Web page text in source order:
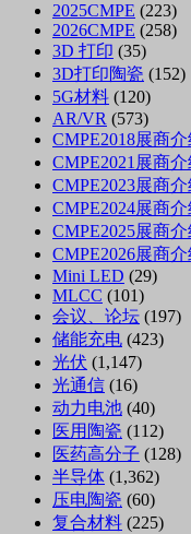
2025CMPE (223)
2026CMPE (258)
3D 打印 (35)
3D打印陶瓷 (152)
5G材料 (120)
AR/VR (573)
CMPE2018展商介
CMPE2021展商介
CMPE2023展商介
CMPE2024展商介
CMPE2025展商介
CMPE2026展商介
Mini LED (29)
MLCC (101)
会议、论坛 (197)
储能充电 (423)
光伏 (1,147)
光通信 (16)
动力电池 (40)
医用陶瓷 (112)
医药高分子 (128)
半导体 (1,362)
压电陶瓷 (60)
复合材料 (225)